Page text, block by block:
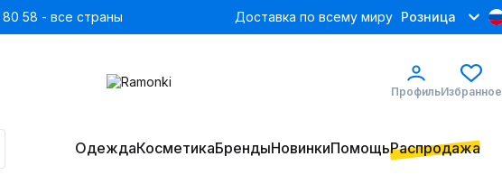
58 - все страны Доставка по всему миру Розница
ПрофильИзбранное
ОдеждаКосметикаБрендыНовинкиПомощьРаспродажа